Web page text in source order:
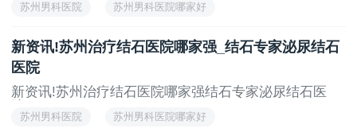
苏州男科医院 苏州男科医院哪家好
苏州男科专科医院
新资讯!苏州治疗结石医院哪家强_结石专家泌尿结石
医院
新资讯!苏州治疗结石医院哪家强结石专家泌尿结石医
苏州男科医院 苏州男科医院哪家好